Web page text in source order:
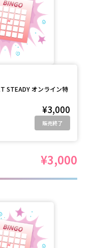
STEADY オンライン特
¥3,000
販売終了
¥3,000